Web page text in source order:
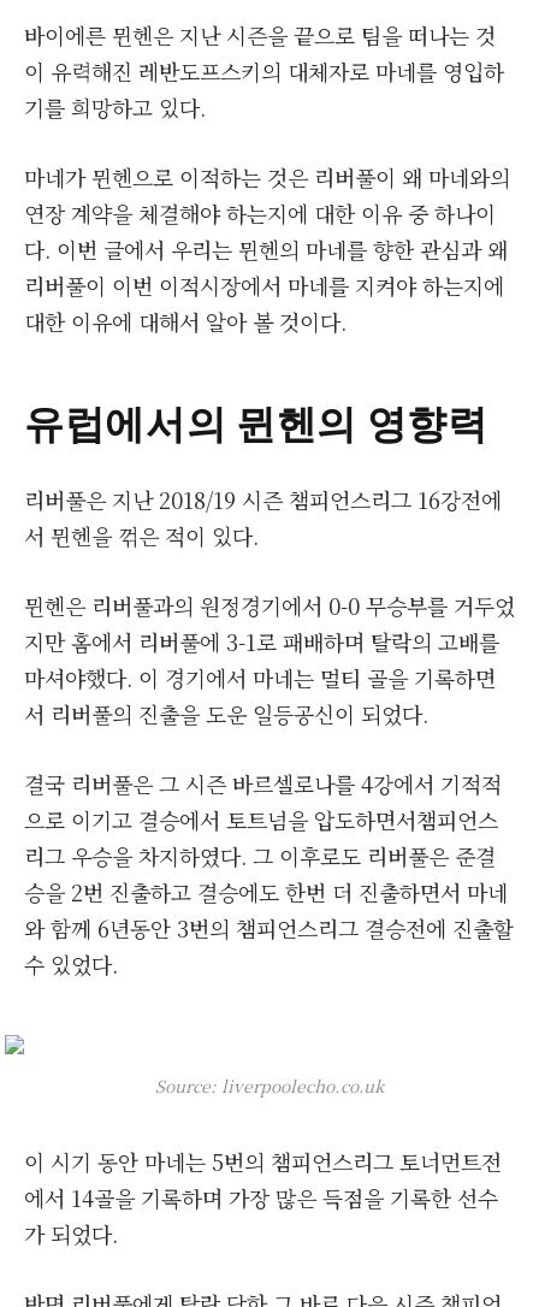
바이에른 뮌헨은 지난 시즌을 끝으로 팀을 떠나는 것
이 유력해진 레반도프스키의 대체자로 마네를 영입하
기를 희망하고 있다.
마네가 뮌헨으로 이적하는 것은 리버풀이 왜 마네와의
연장 계약을 체결해야 하는지에 대한 이유 중 하나이
다. 이번 글에서 우리는 뮌헨의 마네를 향한 관심과 왜
리버풀이 이번 이적시장에서 마네를 지켜야 하는지에
대한 이유에 대해서 알아 볼 것이다.
유럽에서의 뮌헨의 영향력
리버풀은 지난 2018/19 시즌 챔피언스리그 16강전에
서 뮌헨을 꺾은 적이 있다.
뮌헨은 리버풀과의 원정경기에서 0-0 무승부를 거두었
지만 홈에서 리버풀에 3-1로 패배하며 탈락의 고배를
마셔야했다. 이 경기에서 마네는 멀티 골을 기록하면
서 리버풀의 진출을 도운 일등공신이 되었다.
결국 리버풀은 그 시즌 바르셀로나를 4강에서 기적적
으로 이기고 결승에서 토트넘을 압도하면서챔피언스
리그 우승을 차지하였다. 그 이후로도 리버풀은 준결
승을 2번 진출하고 결승에도 한번 더 진출하면서 마네
와 함께 6년동안 3번의 챔피언스리그 결승전에 진출할
수 있었다.
Source: liverpoolecho.co.uk
이 시기 동안 마네는 5번의 챔피언스리그 토너먼트전
에서 14골을 기록하며 가장 많은 득점을 기록한 선수
가 되었다.